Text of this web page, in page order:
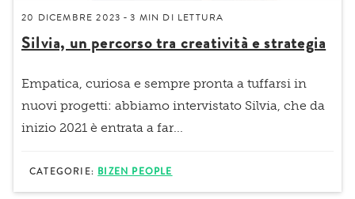
20 DICEMBRE 2023 -3 MIN DI LETTURA
Silvia, un percorso tra creatività e strategia
Empatica, curiosa e sempre pronta a tuffarsi in
nuovi progetti: abbiamo intervistato Silvia, che da
inizio 2021 è entrata a far...
CATEGORIE: BIZEN PEOPLE